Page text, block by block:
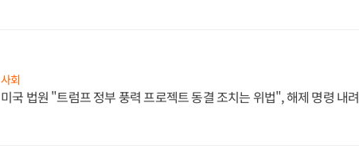
사회
미국 법원 "트럼프 정부 풍력 프로젝트 동결 조치는 위법", 해제 명령 내려